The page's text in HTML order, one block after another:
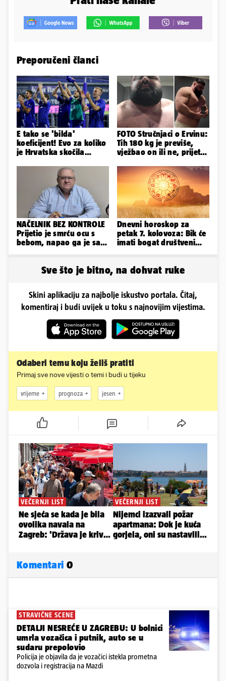
Preporučeni članci
E tako se 'bilda'
koeficijent! Evo za koliko
je Hrvatska skočila
FOTO Stručnjaci o Ervinu:
Tih 180 kg je previše,
vježbao on ili ne, prijete
NAČELNIK BEZ KONTROLE
Prijetio je smrću ocu s
bebom, napao ga je sa
Dnevni horoskop za
petak 7. kolovoza: Bik će
imati bogat društveni
Sve što je bitno, na dohvat ruke
Skini aplikaciju za najbolje iskustvo portala. Čitaj,
komentiraj i budi uvijek u toku s najnovijim vijestima.
Odaberi temu koju želiš pratiti
Primaj sve nove vijesti o temi i budi u tijeku
vrijeme prognoza jesen
Komentari 0
STRAVIČNE SCENE
DETALJI NESREĆE U ZAGREBU: U bolnici
umrla vozačica i putnik, auto se u
sudaru prepolovio
Policija je objavila da je vozačici istekla prometna
dozvola i registracija na Mazdi